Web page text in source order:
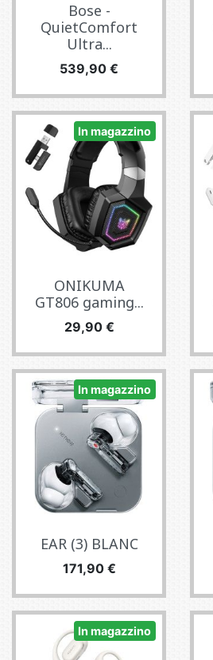
Bose -
QuietComfort
Ultra...
Prezzo
539,90 €
In magazzino
ONIKUMA
GT806 gaming...
Prezzo
29,90 €
In magazzino
EAR (3) BLANC
Prezzo
171,90 €
In magazzino